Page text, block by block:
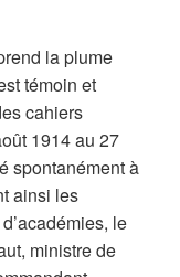
la plume
témoin et
cahiers
1914 au 27
spontanément à
ainsi les
le
ministre de